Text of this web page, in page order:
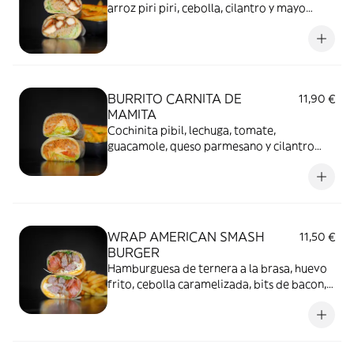
arroz piri piri, cebolla, cilantro y mayo
BURRITO CARNITA DE
MAMITA
11,90 €
Cochinita pibil, lechuga, tomate,
guacamole, queso parmesano y cilantro
WRAP AMERICAN SMASH
BURGER
11,50 €
Hamburguesa de ternera a la brasa, huevo
frito, cebolla caramelizada, bits de bacon,